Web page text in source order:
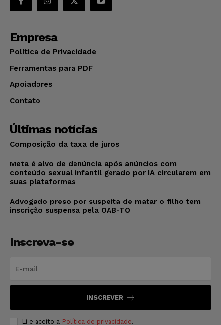
Empresa
Política de Privacidade
Ferramentas para PDF
Apoiadores
Contato
Últimas notícias
Composição da taxa de juros
Meta é alvo de denúncia após anúncios com
conteúdo sexual infantil gerado por IA circularem em
suas plataformas
Advogado preso por suspeita de matar o filho tem
inscrição suspensa pela OAB-TO
Inscreva-se
INSCREVER
Li e aceito a Política de privacidade.